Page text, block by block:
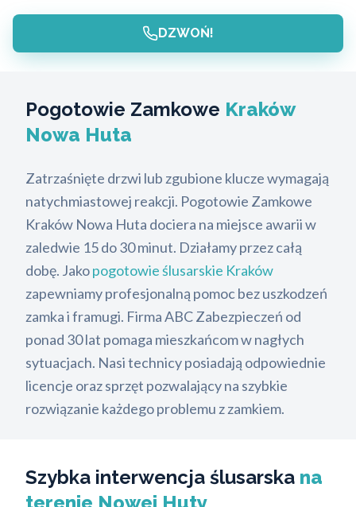
DZWOŃ!
Pogotowie Zamkowe Kraków
Nowa Huta
Zatrzaśnięte drzwi lub zgubione klucze wymagają
natychmiastowej reakcji. Pogotowie Zamkowe
Kraków Nowa Huta dociera na miejsce awarii w
zaledwie 15 do 30 minut. Działamy przez całą
dobę. Jakopogotowie ślusarskie Kraków
zapewniamy profesjonalną pomoc bez uszkodzeń
zamka i framugi. Firma ABC Zabezpieczeń od
ponad 30 lat pomaga mieszkańcom w nagłych
sytuacjach. Nasi technicy posiadają odpowiednie
licencje oraz sprzęt pozwalający na szybkie
rozwiązanie każdego problemu z zamkiem.
Szybka interwencja ślusarska na